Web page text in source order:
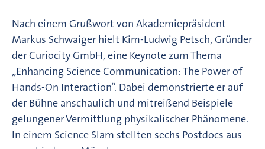
Nach einem Grußwort von Akademiepräsident
Markus Schwaiger hielt Kim-Ludwig Petsch, Gründer
der Curiocity GmbH, eine Keynote zum Thema
„Enhancing Science Communication: The Power of
Hands-On Interaction“. Dabei demonstrierte er auf
der Bühne anschaulich und mitreißend Beispiele
gelungener Vermittlung physikalischer Phänomene.
In einem Science Slam stellten sechs Postdocs aus